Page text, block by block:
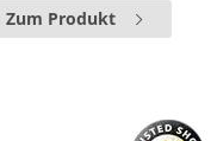
Zum Produkt